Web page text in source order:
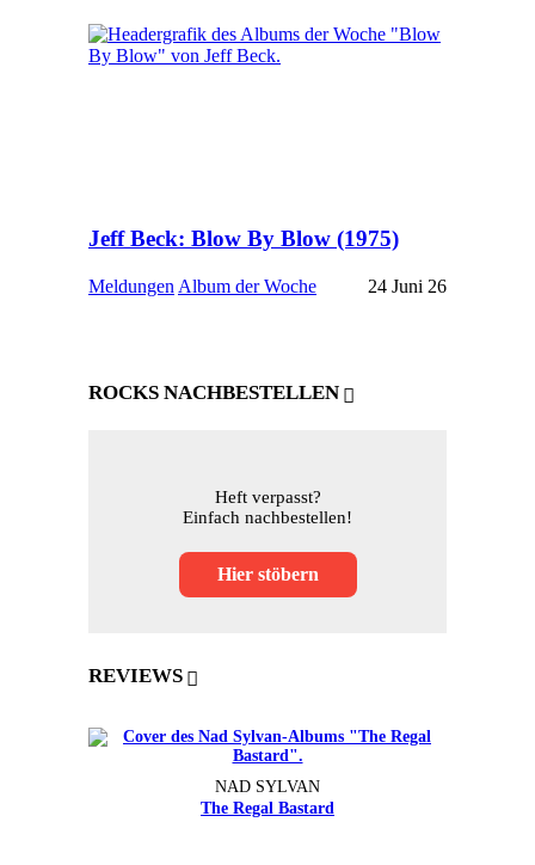
Jeff Beck: Blow By Blow (1975)
Meldungen Album der Woche 24 Juni 26
ROCKS NACHBESTELLEN
Heft verpasst?
Einfach nachbestellen!
Hier stöbern
REVIEWS
NAD SYLVAN
The Regal Bastard